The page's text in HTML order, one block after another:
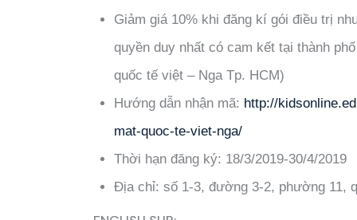
Giảm giá 10% khi đăng kí gói điều trị
quyền duy nhất có cam kết tại thành
quốc tế việt – Nga Tp. HCM)
Hướng dẫn nhận mã: http://
mat-quoc-te-viet-nga/
Thời hạn đăng ký: 18/3/2019-30/4/2019
Địa chỉ: số 1-3, đường 3-2, phường 11,